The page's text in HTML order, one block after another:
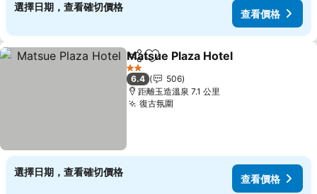
選擇日期，查看確切價格
查看價格
分享 加入我的最愛
Matsue Plaza Hotel
2 星級
6.4
506
距離玉造溫泉 7.1 公里
復古氛圍
選擇日期，查看確切價格
查看價格